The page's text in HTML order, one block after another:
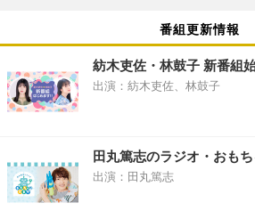
番組更新情報
紡木吏佐・林鼓子 新番組
出演：紡木吏佐、林鼓子
田丸篤志のラジオ・おも
出演：田丸篤志